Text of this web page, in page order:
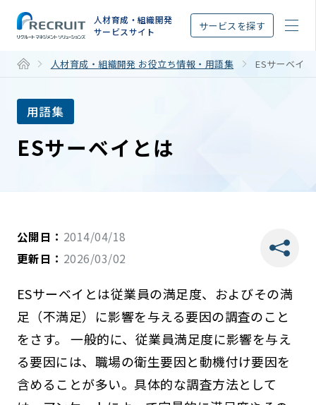
人材育成・組織開発
サービスサイト
サービスを探す
人材育成・組織開発 お役立ち情報・用語集 ESサーベイ
用語集
ESサーベイとは
公開日： 2014/04/18
更新日： 2026/03/02
ESサーベイとは従業員の満足度、およびその満
足（不満足）に影響を与える要因の調査のこと
をさす。 一般的に、従業員満足度に影響を与え
る要因には、職場の衛生要因と動機付け要因を
含めることが多い。具体的な調査方法として